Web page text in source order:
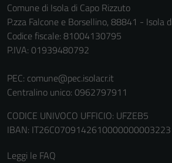
Comune di Isola di Capo Rizzuto
P.zza Falcone e Borsellino, 88841 - Isola
Codice fiscale: 81004130795
P.IVA: 01939480792
PEC: comune@pec.isolacr.it
Centralino unico: 0962797911
CODICE UNIVOCO UFFICIO: UFZEB5
IBAN: IT26C0709142610000000003223
Leggi le FAQ
sono